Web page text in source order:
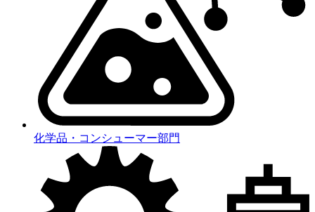
化学品・コンシューマー部門